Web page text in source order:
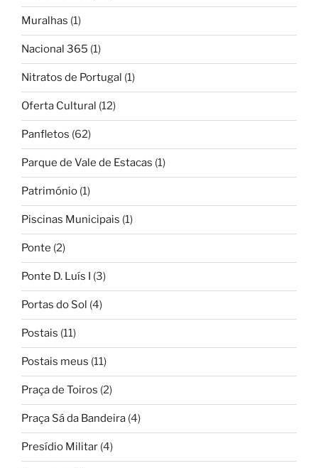
Muralhas (1)
Nacional 365 (1)
Nitratos de Portugal (1)
Oferta Cultural (12)
Panfletos (62)
Parque de Vale de Estacas (1)
Património (1)
Piscinas Municipais (1)
Ponte (2)
Ponte D. Luís I (3)
Portas do Sol (4)
Postais (11)
Postais meus (11)
Praça de Toiros (2)
Praça Sá da Bandeira (4)
Presídio Militar (4)